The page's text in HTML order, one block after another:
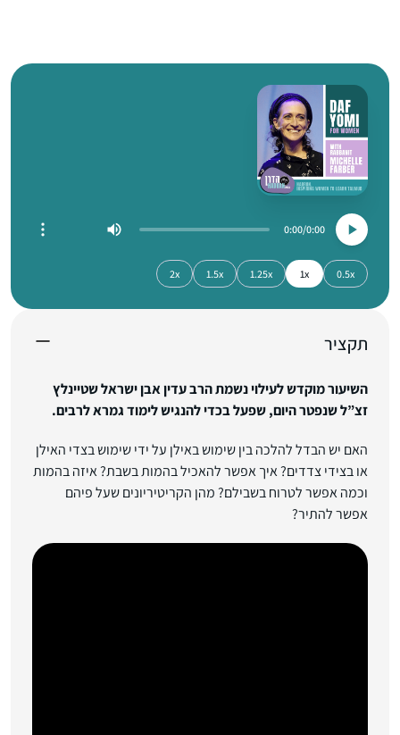
0:00
0:00
0.5x
1x
1.25x
1.5x
2x
תקציר
השיעור מוקדש לעילוי נשמת הרב עדין אבן ישראל שטיינלץ
זצ”ל שנפטר היום, שפעל בכדי להנגיש לימוד גמרא לרבים.
האם יש הבדל להלכה בין שימוש באילן על ידי שימוש בצדי האילן
או בצידי צדדים? איך אפשר להאכיל בהמות בשבת? איזה בהמות
וכמה אפשר לטרוח בשבילם? מהן הקריטיריונים שעל פיהם
אפשר להתיר?